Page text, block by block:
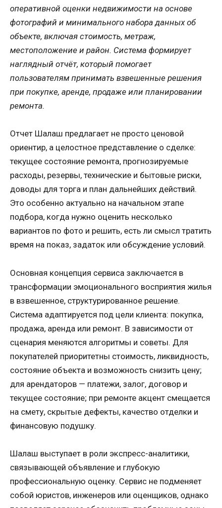
оперативной оценки недвижимости на основе
фотографий и минимального набора данных об
объекте, включая стоимость, метраж,
местоположение и район. Система формирует
наглядный отчёт, который помогает
пользователям принимать взвешенные решения
при покупке, аренде, продаже или планировании
ремонта.
Отчет Шалаш предлагает не просто ценовой
ориентир, а целостное представление о сделке:
текущее состояние ремонта, прогнозируемые
расходы, резервы, технические и бытовые риски,
доводы для торга и план дальнейших действий.
Это особенно актуально на начальном этапе
подбора, когда нужно оценить несколько
вариантов по фото и решить, есть ли смысл тратить
время на показ, задаток или обсуждение условий.
Основная концепция сервиса заключается в
трансформации эмоционального восприятия жилья
в взвешенное, структурированное решение.
Система адаптируется под цели клиента: покупка,
продажа, аренда или ремонт. В зависимости от
сценария меняются алгоритмы и советы. Для
покупателей приоритетны стоимость, ликвидность,
состояние объекта и возможность снизить цену;
для арендаторов — платежи, залог, договор и
текущее состояние; при ремонте акцент смещается
на смету, скрытые дефекты, качество отделки и
финансовую подушку.
Шалаш выступает в роли экспресс-аналитики,
связывающей объявление и глубокую
профессиональную оценку. Сервис не подменяет
собой юристов, инженеров или оценщиков, однако